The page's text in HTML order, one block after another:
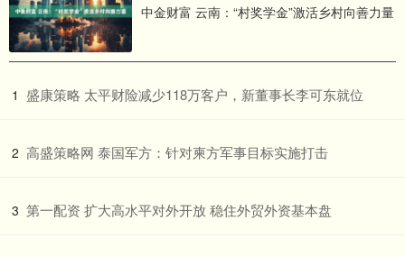
中金财富 云南：“村奖学金”激活乡村向善力量
1 ​盛康策略 太平财险减少118万客户，新董事长李可东就位
2 ​高盛策略网 泰国军方：针对柬方军事目标实施打击
3 ​第一配资 扩大高水平对外开放 稳住外贸外资基本盘